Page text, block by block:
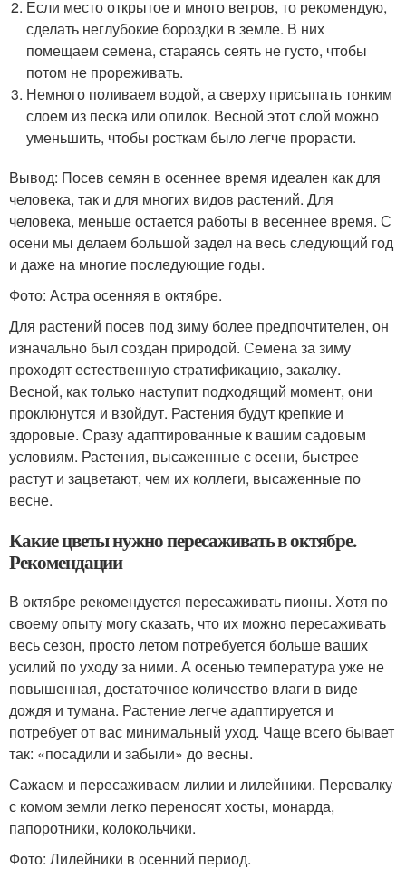
Если место открытое и много ветров, то рекомендую,
сделать неглубокие бороздки в земле. В них
помещаем семена, стараясь сеять не густо, чтобы
потом не прореживать.
Немного поливаем водой, а сверху присыпать тонким
слоем из песка или опилок. Весной этот слой можно
уменьшить, чтобы росткам было легче прорасти.
Вывод: Посев семян в осеннее время идеален как для
человека, так и для многих видов растений. Для
человека, меньше остается работы в весеннее время. С
осени мы делаем большой задел на весь следующий год
и даже на многие последующие годы.
Фото: Астра осенняя в октябре.
Для растений посев под зиму более предпочтителен, он
изначально был создан природой. Семена за зиму
проходят естественную стратификацию, закалку.
Весной, как только наступит подходящий момент, они
проклюнутся и взойдут. Растения будут крепкие и
здоровые. Сразу адаптированные к вашим садовым
условиям. Растения, высаженные с осени, быстрее
растут и зацветают, чем их коллеги, высаженные по
весне.
Какие цветы нужно пересаживать в октябре.
Рекомендации
В октябре рекомендуется пересаживать пионы. Хотя по
своему опыту могу сказать, что их можно пересаживать
весь сезон, просто летом потребуется больше ваших
усилий по уходу за ними. А осенью температура уже не
повышенная, достаточное количество влаги в виде
дождя и тумана. Растение легче адаптируется и
потребует от вас минимальный уход. Чаще всего бывает
так: «посадили и забыли» до весны.
Сажаем и пересаживаем лилии и лилейники. Перевалку
с комом земли легко переносят хосты, монарда,
папоротники, колокольчики.
Фото: Лилейники в осенний период.